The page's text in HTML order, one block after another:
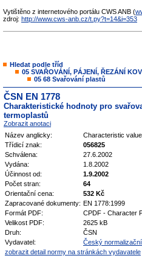
Vytištěno z internetového portálu CWS ANB (
zdroj: http://www.cws-anb.cz/t.py?t=14&i=353
Hledat podle tříd
05 SVAŘOVÁNÍ, PÁJENÍ, ŘEZÁNÍ
05 68 Svařování plastů
ČSN EN 1778
Charakteristické hodnoty pro
termoplastů
Zobrazit anotaci
Název anglicky:
Characteristic
Třídicí znak:
056825
Schválena:
27.6.2002
Vydána:
1.8.2002
Účinnost od:
1.9.2002
Počet stran:
64
Orientační cena:
532 Kč
Zapracované dokumenty: EN 1778:1999
Formát PDF:
CPDF - Character
Velikost PDF:
2625 kB
Druh:
ČSN
Vydavatel:
Český
zobrazit detail normy na stránkách vydavatele